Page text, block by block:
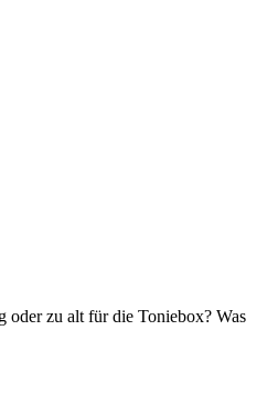
oder zu alt für die Toniebox? Was